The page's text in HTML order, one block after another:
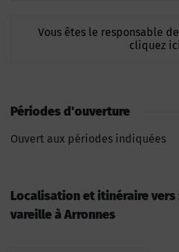
Vous êtes le responsable
cliquez ici
Périodes d'ouverture
Ouvert aux périodes indiquées
Localisation et itinéraire vers
vareille à Arronnes